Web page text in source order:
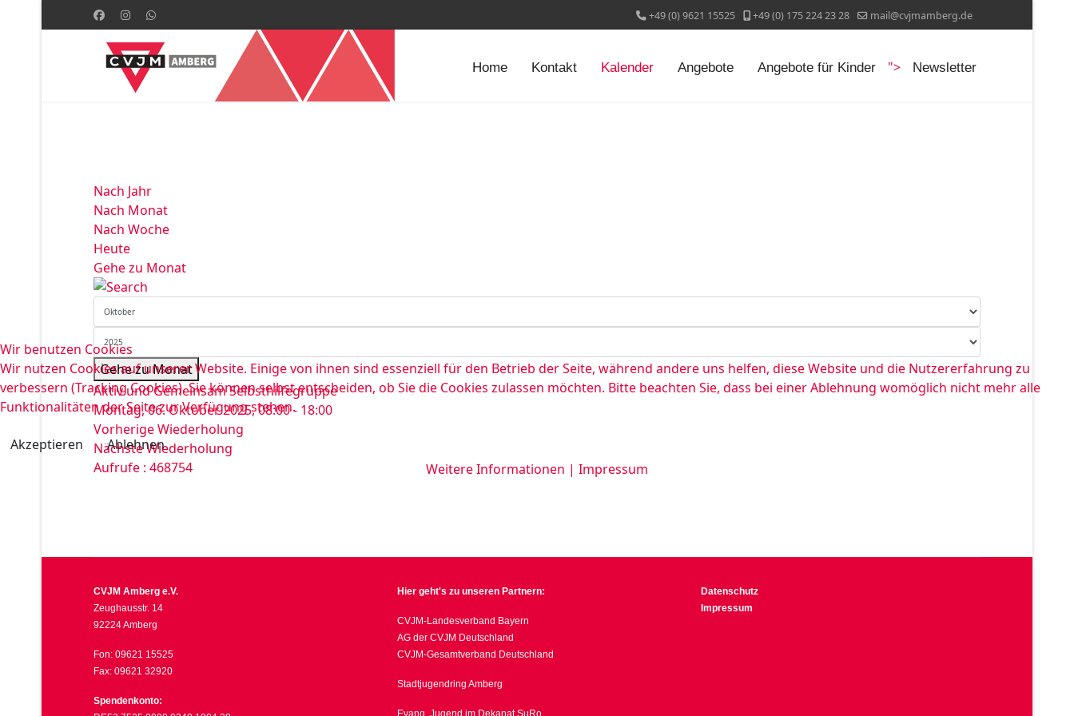
+49 (0) 9621 15525 +49 (0) 175 224 23 28 mail@cvjmamberg.de
Home Kontakt Kalender Angebote Angebote für Kinder "> Newsletter
Nach Jahr
Nach Monat
Nach Woche
Heute
Gehe zu Monat
Gehe zu Monat
Aktiv und Gemeinsam Selbsthilfegruppe
Montag, 06. Oktober 2025, 08:00 - 18:00
Vorherige Wiederholung
Nächste Wiederholung
Aufrufe : 468754
CVJM Amberg e.V.
Zeughausstr. 14
92224 Amberg
Fon: 09621 15525
Fax: 09621 32920
Spendenkonto:
Hier geht's zu unseren Partnern:
CVJM-Landesverband Bayern
AG der CVJM Deutschland
CVJM-Gesamtverband Deutschland
Stadtjugendring Amberg
Evang. Jugend im Dekanat SuRo
Datenschutz
Impressum
Wir benutzen Cookies
Wir nutzen Cookies auf unserer Website. Einige von ihnen sind essenziell für den Betrieb der Seite, während andere uns helfen, diese Website und die Nutzererfahrung zu
verbessern (Tracking Cookies). Sie können selbst entscheiden, ob Sie die Cookies zulassen möchten. Bitte beachten Sie, dass bei einer Ablehnung womöglich nicht mehr alle
Funktionalitäten der Seite zur Verfügung stehen.
Akzeptieren
Ablehnen
Weitere Informationen | Impressum